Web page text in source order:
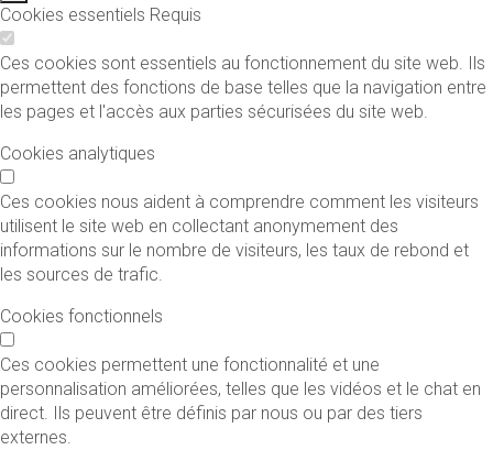
Cookies essentiels Requis
Ces cookies sont essentiels au fonctionnement du site web. Ils
permettent des fonctions de base telles que la navigation entre
les pages et l'accès aux parties sécurisées du site web.
Cookies analytiques
Ces cookies nous aident à comprendre comment les visiteurs
utilisent le site web en collectant anonymement des
informations sur le nombre de visiteurs, les taux de rebond et
les sources de trafic.
Cookies fonctionnels
Ces cookies permettent une fonctionnalité et une
personnalisation améliorées, telles que les vidéos et le chat en
direct. Ils peuvent être définis par nous ou par des tiers
externes.